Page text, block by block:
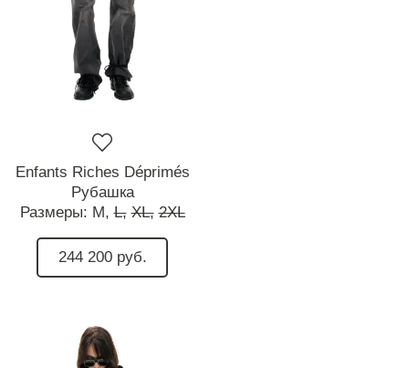
Enfants Riches Déprimés
Рубашка
Размеры: M, L, XL, 2XL
244 200 руб.